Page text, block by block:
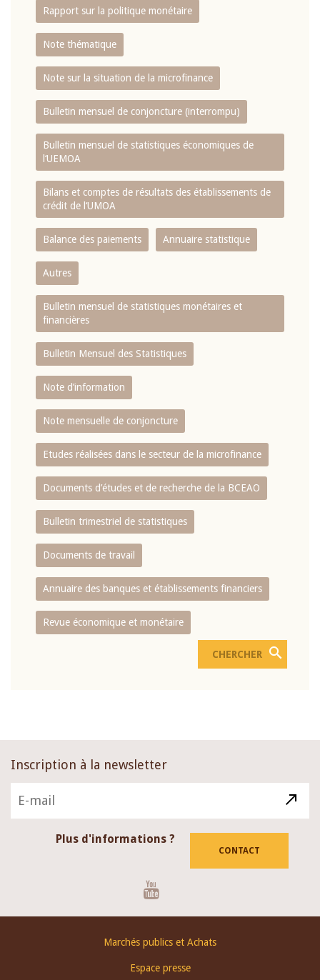
Rapport sur la politique monétaire
Note thématique
Note sur la situation de la microfinance
Bulletin mensuel de conjoncture (interrompu)
Bulletin mensuel de statistiques économiques de
l‘UEMOA
Bilans et comptes de résultats des établissements de
crédit de l‘UMOA
Balance des paiements Annuaire statistique
Autres
Bulletin mensuel de statistiques monétaires et
financières
Bulletin Mensuel des Statistiques
Note d’information
Note mensuelle de conjoncture
Etudes réalisées dans le secteur de la microfinance
Documents d’études et de recherche de la BCEAO
Bulletin trimestriel de statistiques
Documents de travail
Annuaire des banques et établissements financiers
Revue économique et monétaire
Inscription à la newsletter
Plus d'informations ?
CONTACT
Marchés publics et Achats
Espace presse